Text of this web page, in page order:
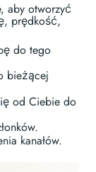
aby otworzyć
prędkość,
do tego
bieżącej
od Ciebie do
kanałów.